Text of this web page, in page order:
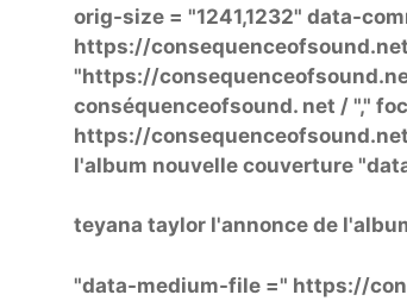
orig-size = "1241,1232" data-
https://
"https://
conséquenceofsound. net / ","
https://
l'album nouvelle couverture
teyana taylor l'annonce de
"data-medium-file =" https://